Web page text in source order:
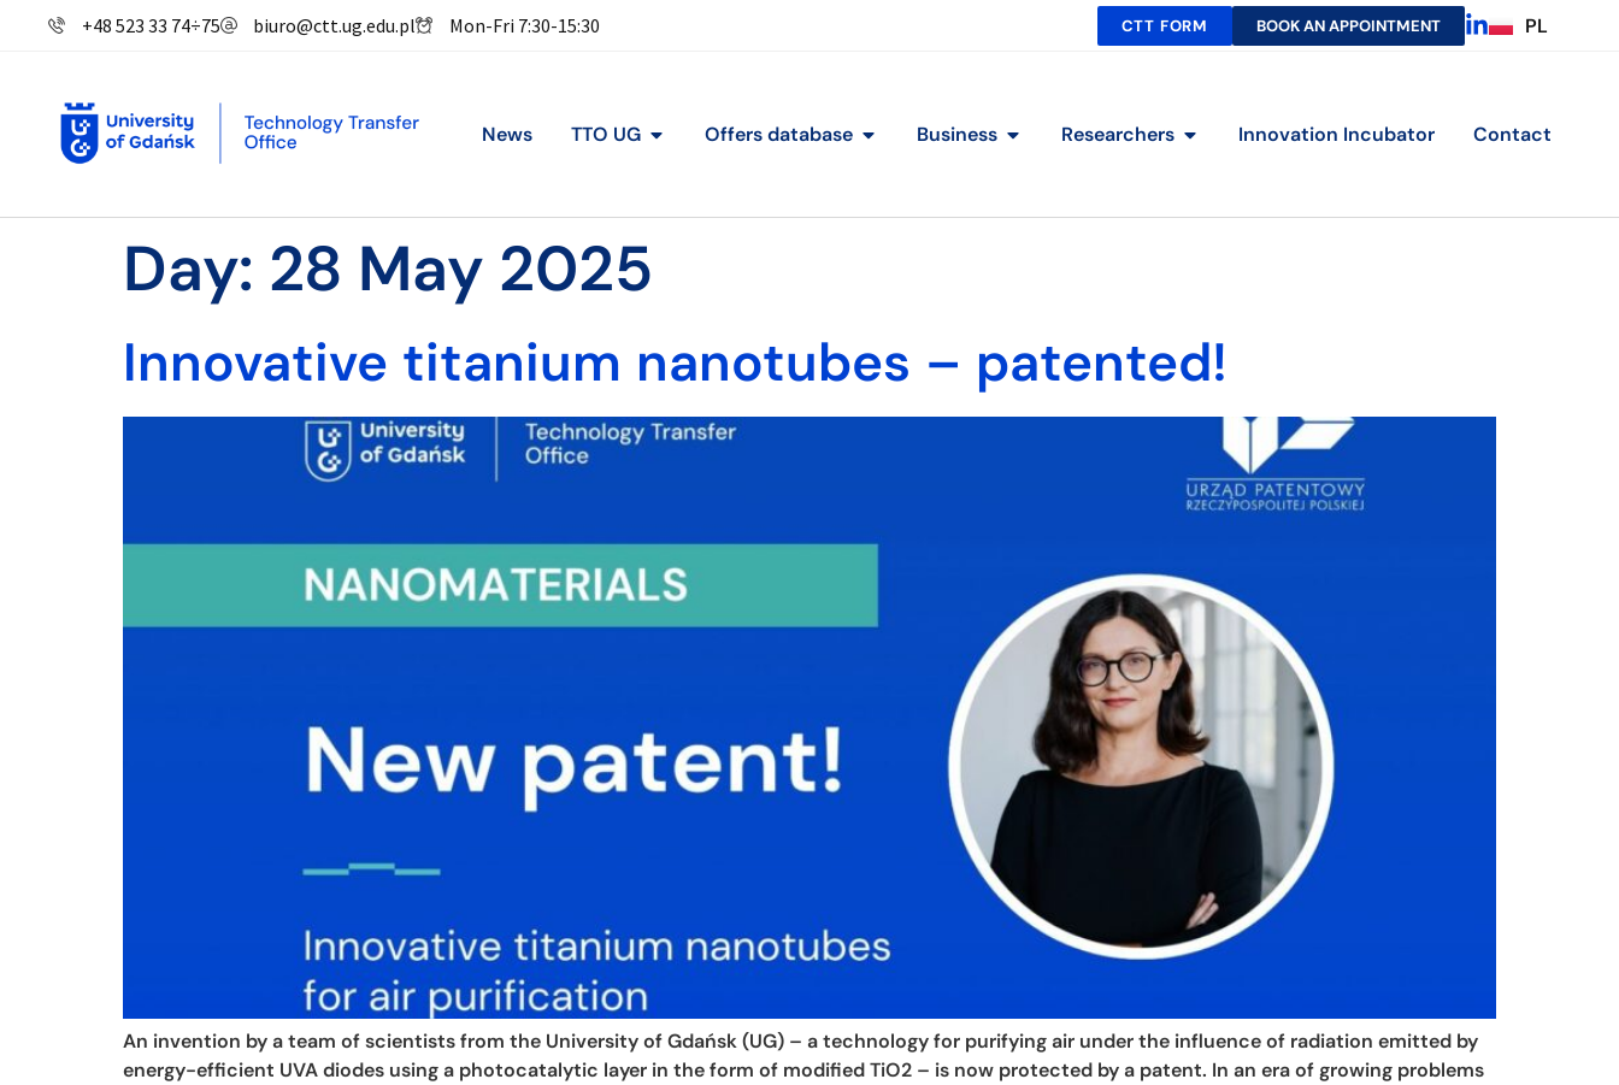
+48 523 33 74÷75 biuro@ctt.ug.edu.pl Mon-Fri 7:30-15:30 CTT FORM BOOK AN APPOINTMENT PL
News TTO UG Offers database Business Researchers Innovation Incubator Contact
Day: 28 May 2025
Innovative titanium nanotubes – patented!
An invention by a team of scientists from the University of Gdańsk (UG) – a technology for purifying air under the influence of radiation emitted by
energy-efficient UVA diodes using a photocatalytic layer in the form of modified TiO2 – is now protected by a patent. In an era of growing problems